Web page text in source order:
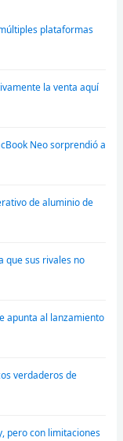
plataformas
la venta aquí
Neo sorprendió a
de aluminio de
que sus rivales no
apunta al lanzamiento
verdaderos de
pero con limitaciones